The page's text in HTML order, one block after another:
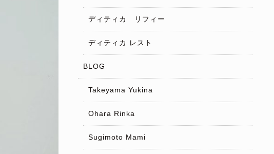
ディティカ リフィー
ディティカ レスト
BLOG
Takeyama Yukina
Ohara Rinka
Sugimoto Mami